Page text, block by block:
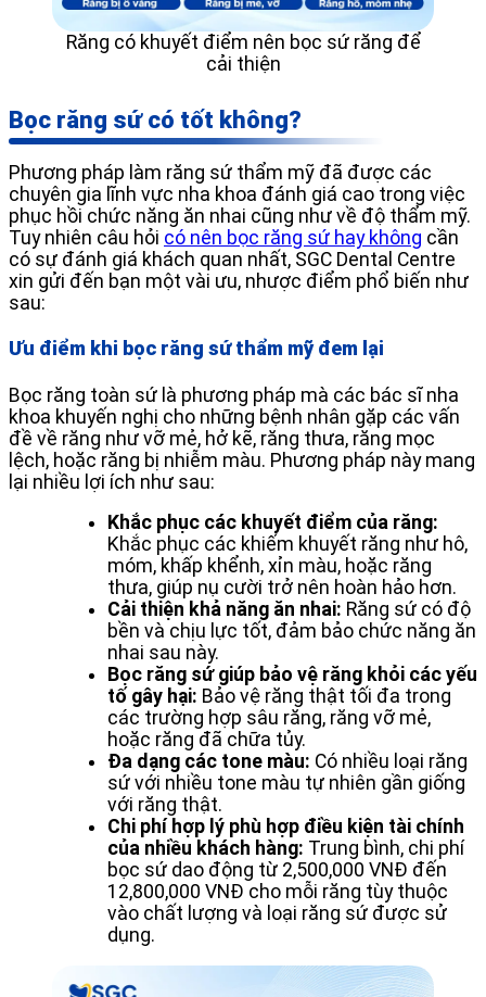
Răng có khuyết điểm nên bọc sứ răng để
cải thiện
Bọc răng sứ có tốt không?
Phương pháp làm răng sứ thẩm mỹ đã được các
chuyên gia lĩnh vực nha khoa đánh giá cao trong việc
phục hồi chức năng ăn nhai cũng như về độ thẩm mỹ.
Tuy nhiên câu hỏi có nên bọc răng sứ hay không cần
có sự đánh giá khách quan nhất, SGC Dental Centre
xin gửi đến bạn một vài ưu, nhược điểm phổ biến như
sau:
Ưu điểm khi bọc răng sứ thẩm mỹ đem lại
Bọc răng toàn sứ là phương pháp mà các bác sĩ nha
khoa khuyến nghị cho những bệnh nhân gặp các vấn
đề về răng như vỡ mẻ, hở kẽ, răng thưa, răng mọc
lệch, hoặc răng bị nhiễm màu. Phương pháp này mang
lại nhiều lợi ích như sau:
Khắc phục các khuyết điểm của răng:
Khắc phục các khiếm khuyết răng như hô,
móm, khấp khểnh, xỉn màu, hoặc răng
thưa, giúp nụ cười trở nên hoàn hảo hơn.
Cải thiện khả năng ăn nhai: Răng sứ có độ
bền và chịu lực tốt, đảm bảo chức năng ăn
nhai sau này.
Bọc răng sứ giúp bảo vệ răng khỏi các yếu
tố gây hại: Bảo vệ răng thật tối đa trong
các trường hợp sâu răng, răng vỡ mẻ,
hoặc răng đã chữa tủy.
Đa dạng các tone màu: Có nhiều loại răng
sứ với nhiều tone màu tự nhiên gần giống
với răng thật.
Chi phí hợp lý phù hợp điều kiện tài chính
của nhiều khách hàng: Trung bình, chi phí
bọc sứ dao động từ 2,500,000 VNĐ đến
12,800,000 VNĐ cho mỗi răng tùy thuộc
vào chất lượng và loại răng sứ được sử
dụng.